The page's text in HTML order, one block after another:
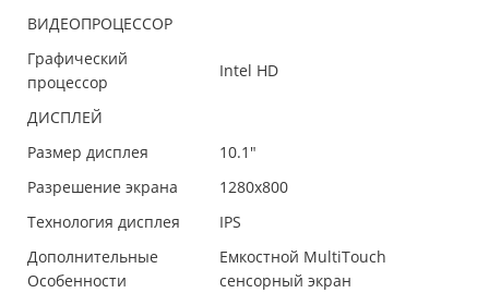
ВИДЕОПРОЦЕССОР
Графический
процессор
Intel HD
ДИСПЛЕЙ
Размер дисплея
10.1"
Разрешение экрана
1280x800
Технология дисплея
IPS
Дополнительные
Особенности
Емкостной MultiTouch
сенсорный экран